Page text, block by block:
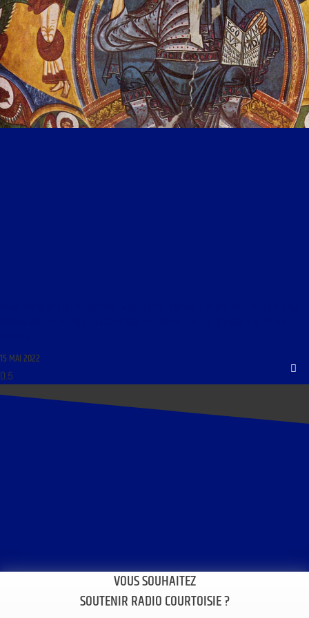
15 MAI 2022
VOUS SOUHAITEZ
SOUTENIR RADIO COURTOISIE ?